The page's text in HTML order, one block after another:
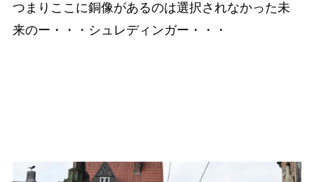
つまりここに銅像があるのは選択されなかった未
来のー・・・シュレディンガー・・・